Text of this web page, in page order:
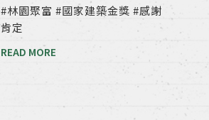
#林園聚富 #國家建築金獎 #感謝
肯定
READ MORE